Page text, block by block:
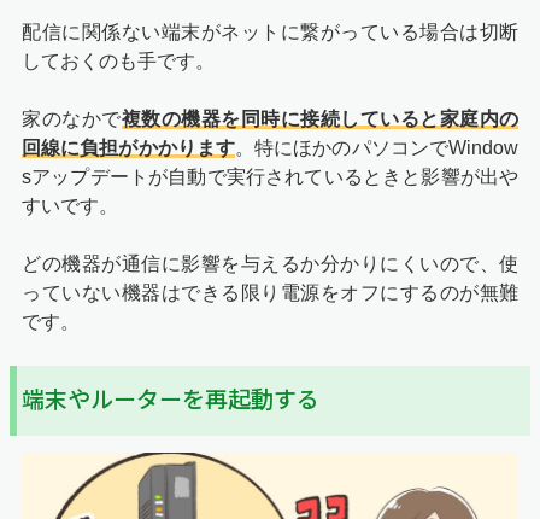
配信に関係ない端末がネットに繋がっている場合は切断
しておくのも手です。
家のなかで複数の機器を同時に接続していると家庭内の
回線に負担がかかります。特にほかのパソコンでWindow
sアップデートが自動で実行されているときと影響が出や
すいです。
どの機器が通信に影響を与えるか分かりにくいので、使
っていない機器はできる限り電源をオフにするのが無難
です。
端末やルーターを再起動する